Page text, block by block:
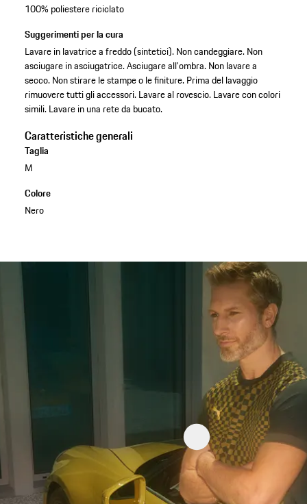
100% poliestere riciclato
Suggerimenti per la cura
Lavare in lavatrice a freddo (sintetici). Non candeggiare. Non
asciugare in asciugatrice. Asciugare all'ombra. Non lavare a
secco. Non stirare le stampe o le finiture. Prima del lavaggio
rimuovere tutti gli accessori. Lavare al rovescio. Lavare con colori
simili. Lavare in una rete da bucato.
Caratteristiche generali
Taglia
M
Colore
Nero